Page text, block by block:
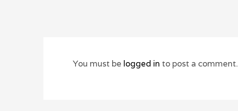
You must be logged in to post a comment.